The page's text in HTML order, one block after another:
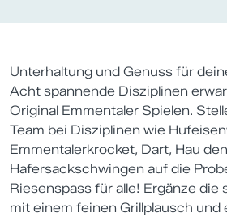
Unterhaltung und Genuss für
Acht spannende Disziplinen
Original Emmentaler Spielen.
Team bei Disziplinen wie
Emmentalerkrocket, Dart, Hau
Hafersackschwingen auf die
Riesenspass für alle! Ergänze die
mit einem feinen Grillplausch und